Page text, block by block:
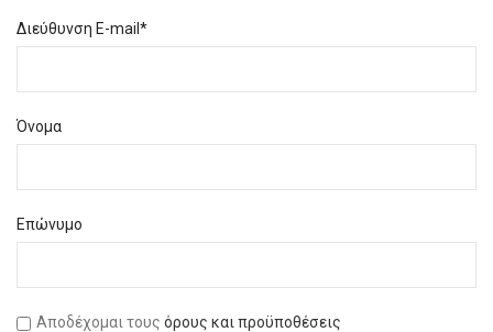
Διεύθυνση E-mail*
Όνομα
Επώνυμο
Αποδέχομαι τους όρους και προϋποθέσεις